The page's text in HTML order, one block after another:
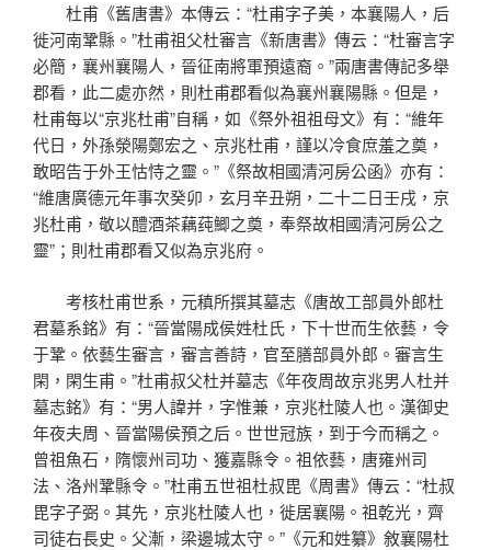
杜甫《舊唐書》本傳云：“杜甫字子美，本襄陽人，后
徙河南鞏縣。”杜甫祖父杜審言《新唐書》傳云：“杜審言字
必簡，襄州襄陽人，晉征南將軍預遠裔。”兩唐書傳記多舉
郡看，此二處亦然，則杜甫郡看似為襄州襄陽縣。但是，
杜甫每以“京兆杜甫”自稱，如《祭外祖祖母文》有：“維年
代日，外孫滎陽鄭宏之、京兆杜甫，謹以冷食庶羞之奠，
敢昭告于外王怙恃之靈。”《祭故相國清河房公函》亦有：
“維唐廣德元年事次癸卯，玄月辛丑朔，二十二日壬戌，京
兆杜甫，敬以醴酒茶藕莼鯽之奠，奉祭故相國清河房公之
靈”；則杜甫郡看又似為京兆府。
考核杜甫世系，元稹所撰其墓志《唐故工部員外郎杜
君墓系銘》有：“晉當陽成侯姓杜氏，下十世而生依藝，令
于鞏。依藝生審言，審言善詩，官至膳部員外郎。審言生
閑，閑生甫。”杜甫叔父杜并墓志《年夜周故京兆男人杜并
墓志銘》有：“男人諱并，字惟兼，京兆杜陵人也。漢御史
年夜夫周、晉當陽侯預之后。世世冠族，到于今而稱之。
曾祖魚石，隋懷州司功、獲嘉縣令。祖依藝，唐雍州司
法、洛州鞏縣令。”杜甫五世祖杜叔毘《周書》傳云：“杜叔
毘字子弼。其先，京兆杜陵人也，徙居襄陽。祖乾光，齊
司徒右長史。父漸，梁邊城太守。”《元和姓纂》敘襄陽杜